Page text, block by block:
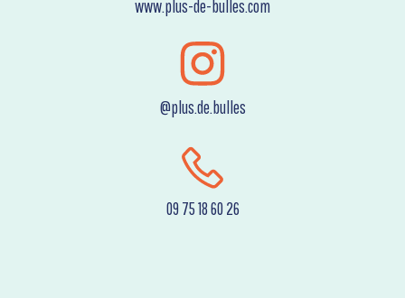
www.plus-de-bulles.com
@plus.de.bulles
09 75 18 60 26